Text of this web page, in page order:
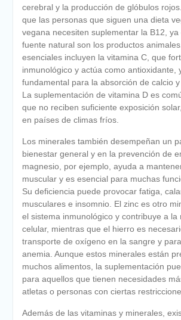
cerebral y la producción de glóbulos
que las personas que siguen una dieta
vegana necesiten suplementar la B12,
fuente natural son los productos
esenciales incluyen la vitamina C, que
inmunológico y actúa como antioxidante,
fundamental para la absorción de calcio y
La suplementación de vitamina D es
que no reciben suficiente exposición
en países de climas fríos.
Los minerales también desempeñan un
bienestar general y en la prevención de
magnesio, por ejemplo, ayuda a
muscular y es esencial para muchas
Su deficiencia puede provocar fatiga,
musculares e insomnio. El zinc es otro
el sistema inmunológico y contribuye a la
celular, mientras que el hierro es
transporte de oxígeno en la sangre y
anemia. Aunque estos minerales están
muchos alimentos, la suplementación
para aquellos que tienen necesidades
atletas o personas con ciertas
Además de las vitaminas y minerales,